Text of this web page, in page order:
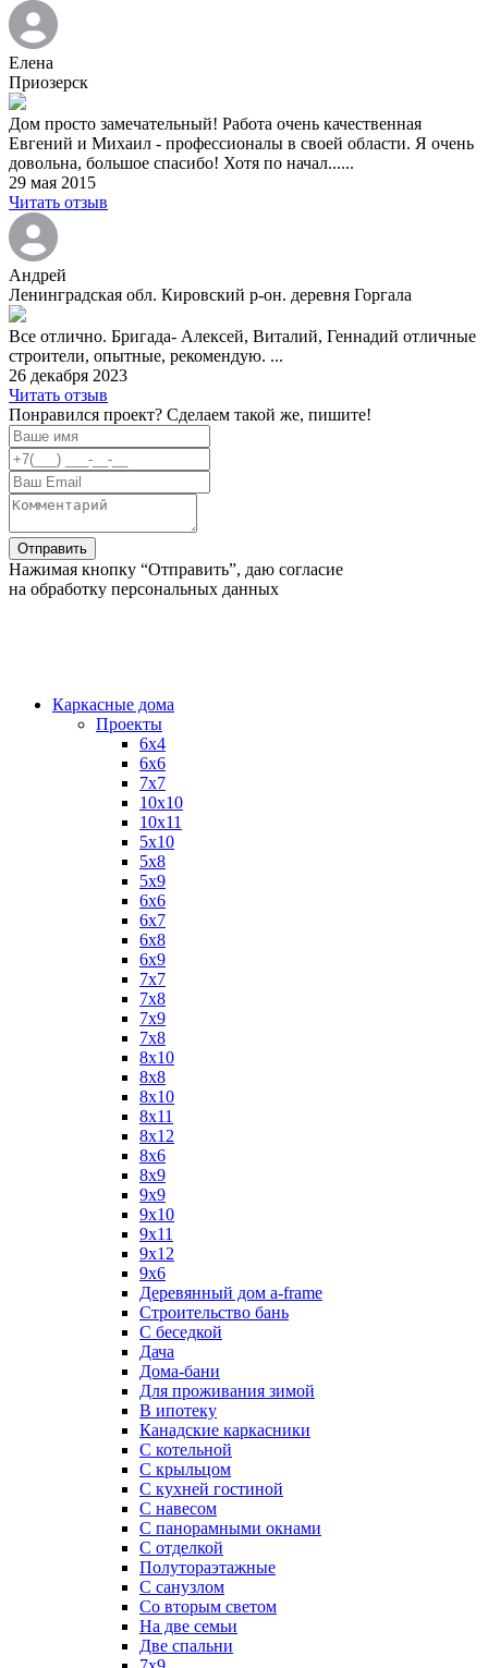
Елена
Приозерск
Дом просто замечательный! Работа очень качественная
Евгений и Михаил - профессионалы в своей области. Я очень
довольна, большое спасибо! Хотя по начал......
29 мая 2015
Читать отзыв
Андрей
Ленинградская обл. Кировский р-он. деревня Горгала
Все отлично. Бригада- Алексей, Виталий, Геннадий отличные
строители, опытные, рекомендую. ...
26 декабря 2023
Читать отзыв
Понравился проект? Сделаем такой же, пишите!
Нажимая кнопку “Отправить”, даю согласие
на обработку персональных данных
Каркасные дома
Проекты
6х4
6х6
7х7
10х10
10х11
5х10
5х8
5х9
6x6
6x7
6x8
6x9
7x7
7x8
7x9
7х8
8x10
8x8
8х10
8х11
8х12
8х6
8х9
9x9
9х10
9х11
9х12
9х6
Деревянный дом a-frame
Строительство бань
С беседкой
Дача
Дома-бани
Для проживания зимой
В ипотеку
Канадские каркасники
С котельной
С крыльцом
С кухней гостиной
С навесом
С панорамными окнами
С отделкой
Полутораэтажные
С санузлом
Со вторым светом
На две семьи
Две спальни